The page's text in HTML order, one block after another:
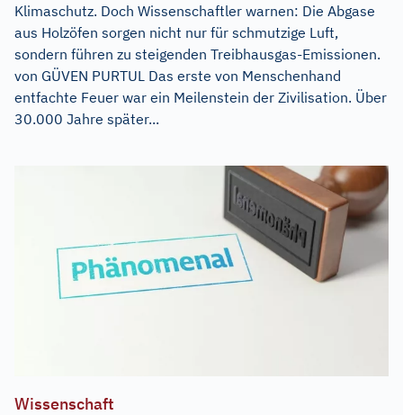
Klimaschutz. Doch Wissenschaftler warnen: Die Abgase
aus Holzöfen sorgen nicht nur für schmutzige Luft,
sondern führen zu steigenden Treibhausgas-Emissionen.
von GÜVEN PURTUL Das erste von Menschenhand
entfachte Feuer war ein Meilenstein der Zivilisation. Über
30.000 Jahre später...
Wissenschaft